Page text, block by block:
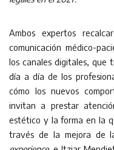
Ambos expertos
comunicación médico-
los canales digitales, que
día a día de los
cómo los nuevos
invitan a prestar
estético y la forma en la
través de la mejora de